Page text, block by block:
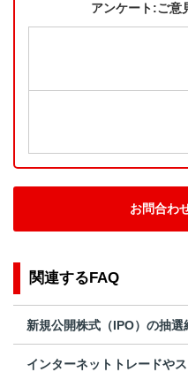
アンケート:ご意
お問合わ
関連するFAQ
新規公開株式（IPO）の抽選
インターネットトレードや